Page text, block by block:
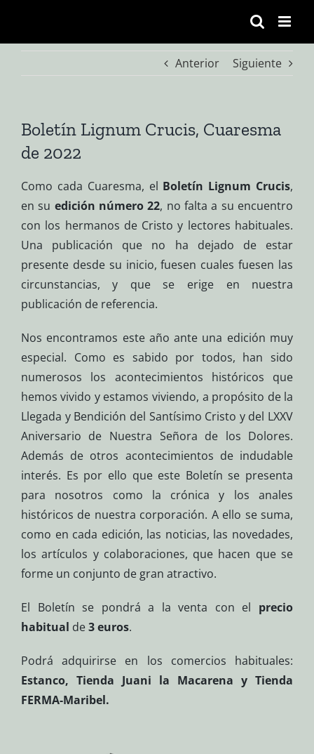
contenido
Anterior
Siguiente
Boletín Lignum Crucis, Cuaresma
de 2022
Como cada Cuaresma, el Boletín Lignum Crucis,
en su edición número 22, no falta a su encuentro
con los hermanos de Cristo y lectores habituales.
Una publicación que no ha dejado de estar
presente desde su inicio, fuesen cuales fuesen las
circunstancias, y que se erige en nuestra
publicación de referencia.
Nos encontramos este año ante una edición muy
especial. Como es sabido por todos, han sido
numerosos los acontecimientos históricos que
hemos vivido y estamos viviendo, a propósito de la
Llegada y Bendición del Santísimo Cristo y del LXXV
Aniversario de Nuestra Señora de los Dolores.
Además de otros acontecimientos de indudable
interés. Es por ello que este Boletín se presenta
para nosotros como la crónica y los anales
históricos de nuestra corporación. A ello se suma,
como en cada edición, las noticias, las novedades,
los artículos y colaboraciones, que hacen que se
forme un conjunto de gran atractivo.
El Boletín se pondrá a la venta con el precio
habitual de3 euros.
Podrá adquirirse en los comercios habituales:
Estanco, Tienda Juani la Macarena y Tienda
FERMA-Maribel.